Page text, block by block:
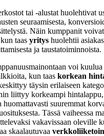
tai -alustat huolehtivat
seuraamisesta,
Näin kumppanit
taas yritys huolehtii
ja taustatoiminnoista.
voi
kun taas korkean
täysin erilaiseen
liittyy korkeampi
huomattavasti suuremmat
Tässä vaiheessa
vakavissaan oleville
skaalautuvaa